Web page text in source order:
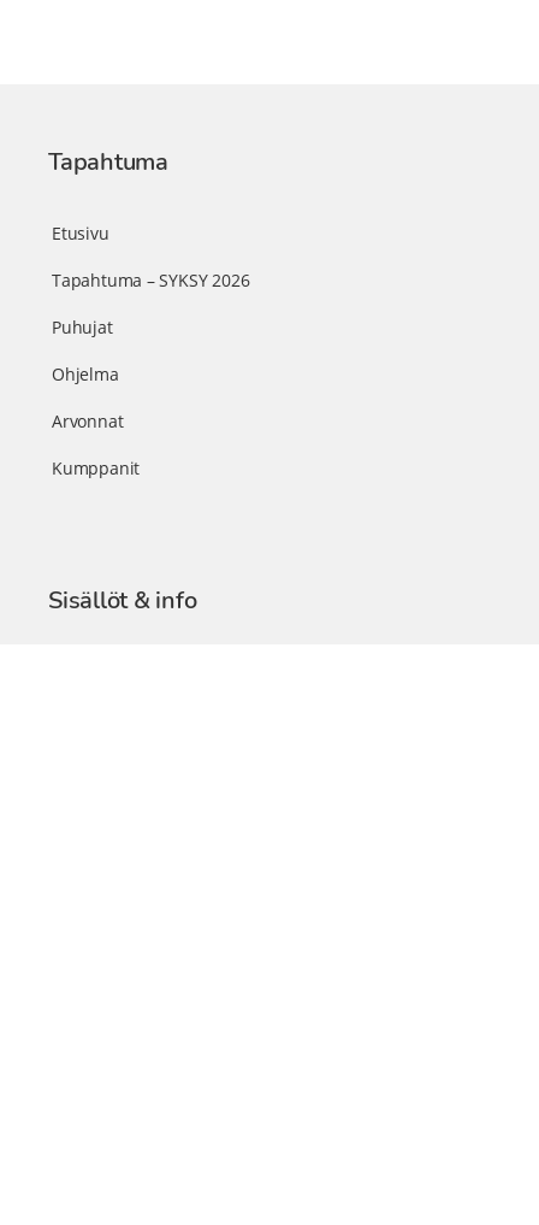
Tapahtuma
Etusivu
Tapahtuma – SYKSY 2026
Puhujat
Ohjelma
Arvonnat
Kumppanit
Sisällöt & info